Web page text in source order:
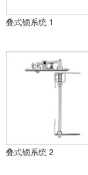
叠式锁系统 1
叠式锁系统 2